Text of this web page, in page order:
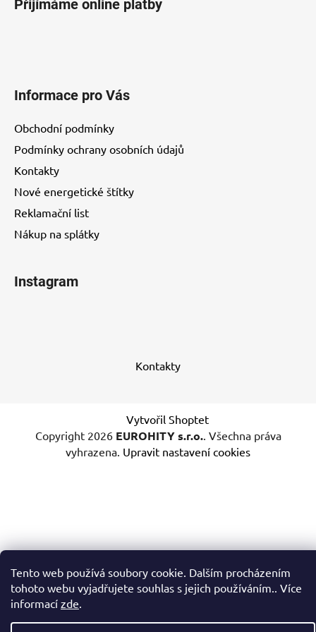
Tento web používá soubory cookie. Dalším procházením
tohoto webu vyjadřujete souhlas s jejich používáním.. Více
informací zde.
Přijímáme online platby
Informace pro Vás
Obchodní podmínky
Podmínky ochrany osobních údajů
Kontakty
Nové energetické štítky
Reklamační list
Nákup na splátky
Instagram
Kontakty
Vytvořil Shoptet
Copyright 2026 EUROHITY s.r.o.. Všechna práva
vyhrazena. Upravit nastavení cookies